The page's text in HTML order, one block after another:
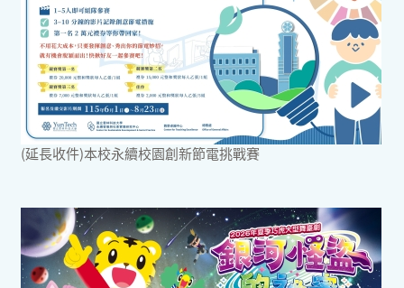
(延長收件)本校永續校園創新節電挑戰賽